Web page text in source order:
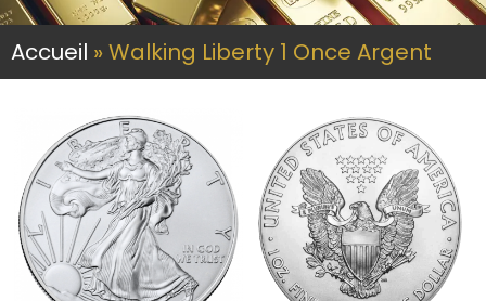
Accueil »Walking Liberty 1 Once Argent